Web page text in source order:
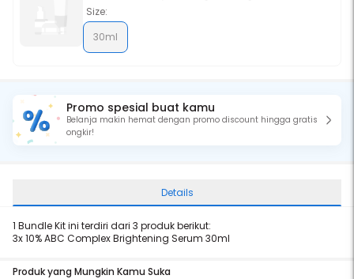
Size:
30ml
Promo spesial buat kamu
Belanja makin hemat dengan promo discount hingga gratis
ongkir!
Details
1 Bundle Kit ini terdiri dari 3 produk berikut:
3x10% ABC Complex Brightening Serum 30ml
Produk yang Mungkin Kamu Suka